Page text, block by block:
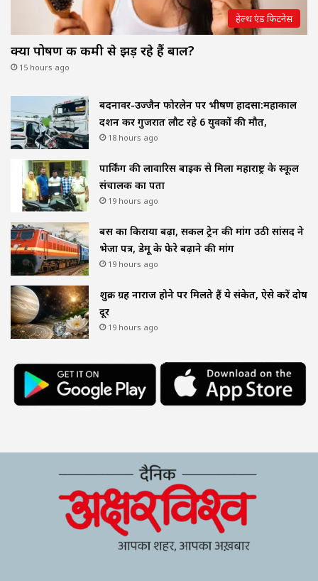
हेल्थ एंड फिटनेस
क्या पोषण की कमी से झड़ रहे हैं बाल?
15 hours ago
बदनावर-उज्जैन फोरलेन पर भीषण हादसा:महाकाल
दर्शन कर गुजरात लौट रहे 6 युवकों की मौत,
18 hours ago
पार्किंग की लावारिस बाइक से मिला महाराष्ट्र के स्कूल
संचालक का पता
19 hours ago
बस का किराया बढ़ा, सर्कल ट्रेन की मांग उठी सांसद ने
भेजा पत्र, डेमू के फेरे बढ़ाने की मांग
19 hours ago
शुक्र ग्रह नाराज होने पर मिलते हैं ये संकेत, ऐसे करें दोष
दूर
19 hours ago